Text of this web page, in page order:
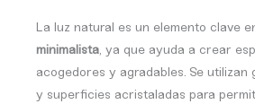
La luz natural es un elemento clave
minimalista, ya que ayuda a crear
acogedores y agradables. Se utilizan
y superficies acristaladas para